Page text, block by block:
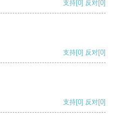
支持[0] 反对[0]
支持[0] 反对[0]
支持[0] 反对[0]